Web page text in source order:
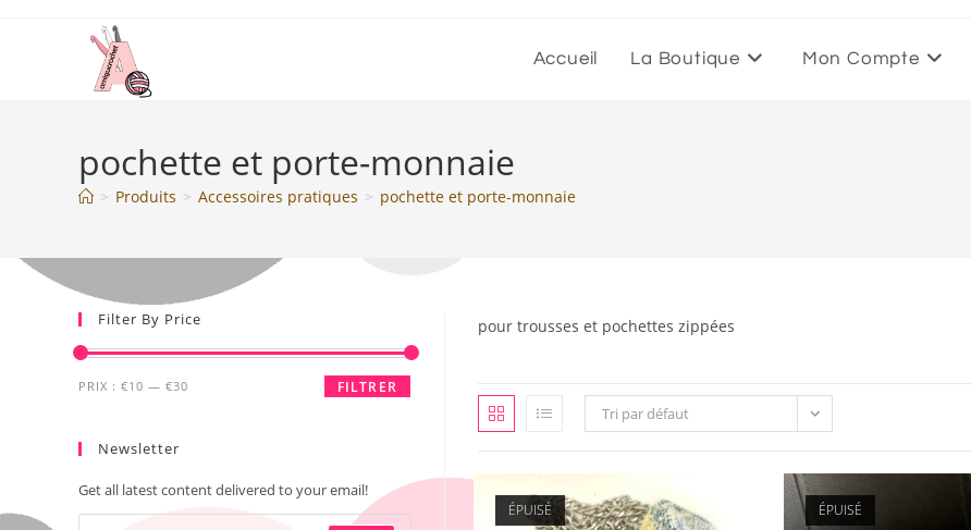
Accueil La Boutique Mon Compte
pochette et porte-monnaie
> Produits > Accessoires pratiques > pochette et porte-monnaie
pour trousses et pochettes zippées
Tri par défaut
ÉPUISÉ ÉPUISÉ
Filter By Price
FILTRER
PRIX : €10 — €30
Newsletter
Get all latest content delivered to your email!